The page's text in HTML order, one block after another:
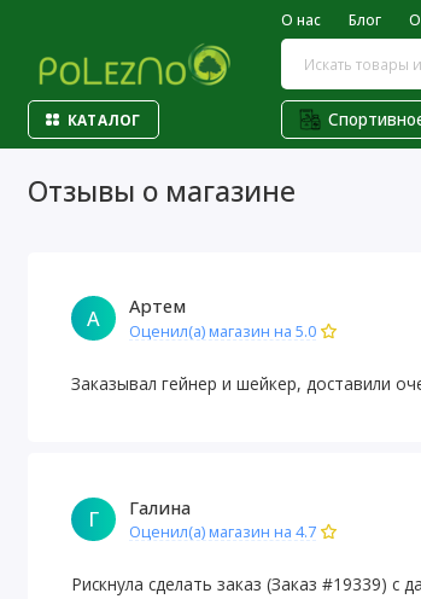
О нас Блог
КАТАЛОГ
Отзывы о магазине
А Артем
Оценил(а) магазин на 5.0
Заказывал гейнер и шейкер, доставили
Г Галина
Оценил(а) магазин на 4.7
Рискнула сделать заказ (Заказ #19339)